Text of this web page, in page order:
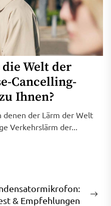
Welt der
Cancelling-
Ihnen?
denen der Lärm der Welt
Verkehrslärm der...
& Empfehlungen